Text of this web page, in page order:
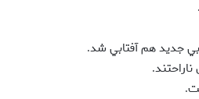
.
جديد هم آفتابي شد.
.
.